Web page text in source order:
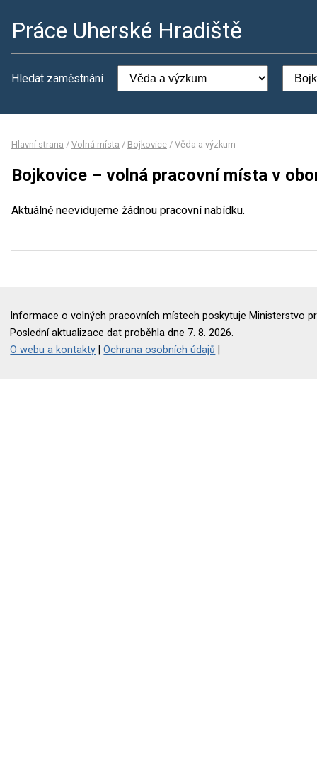
Práce Uherské Hradiště
Hledat zaměstnání
Hlavní strana / Volná místa / Bojkovice / Věda a výzkum
Bojkovice – volná pracovní místa v
Aktuálně neevidujeme žádnou pracovní nabídku.
Informace o volných pracovních místech poskytuje Ministerstvo
Poslední aktualizace dat proběhla dne 7. 8. 2026.
O webu a kontakty |Ochrana osobních údajů